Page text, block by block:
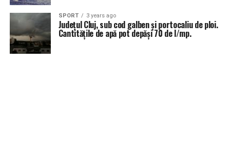
SPORT 3 years ago
Județul Cluj, sub cod galben și portocaliu de ploi.
Cantitățile de apă pot depăși 70 de l/mp.